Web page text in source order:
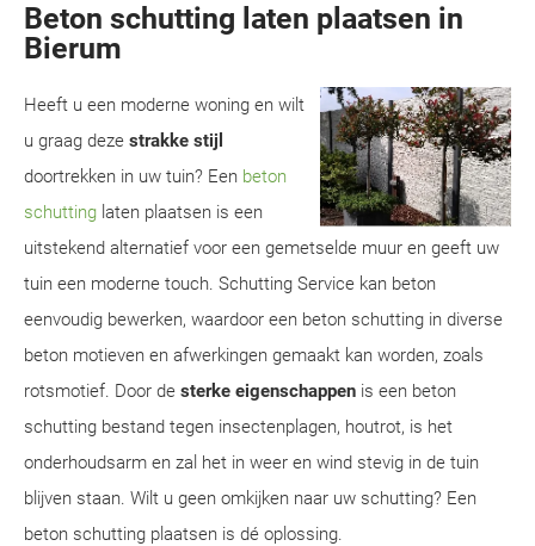
Beton schutting laten plaatsen in
Bierum
Heeft u een moderne woning en wilt
u graag deze strakke stijl
doortrekken in uw tuin? Een beton
schutting laten plaatsen is een
uitstekend alternatief voor een gemetselde muur en geeft uw
tuin een moderne touch. Schutting Service kan beton
eenvoudig bewerken, waardoor een beton schutting in diverse
beton motieven en afwerkingen gemaakt kan worden, zoals
rotsmotief. Door de sterke eigenschappen is een beton
schutting bestand tegen insectenplagen, houtrot, is het
onderhoudsarm en zal het in weer en wind stevig in de tuin
blijven staan. Wilt u geen omkijken naar uw schutting? Een
beton schutting plaatsen is dé oplossing.